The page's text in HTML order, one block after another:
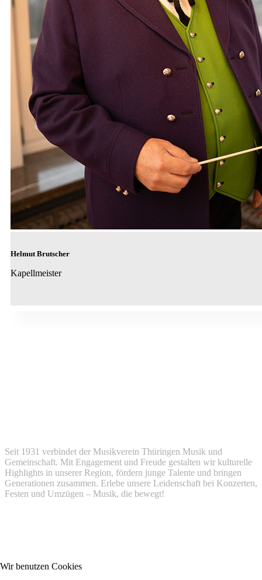
Helmut Brutscher
Kapellmeister
Seit 1931 verbindet der Musikverein Thüringen Musik und
Gemeinschaft. Mit Engagement und Freude gestalten wir kulturelle
Highlights in unserer Region, fördern junge Talente und bringen
Generationen zusammen. Erlebe unsere Leidenschaft bei Konzerten,
Festen und Umzügen – Musik, die bewegt!
Wir benutzen Cookies